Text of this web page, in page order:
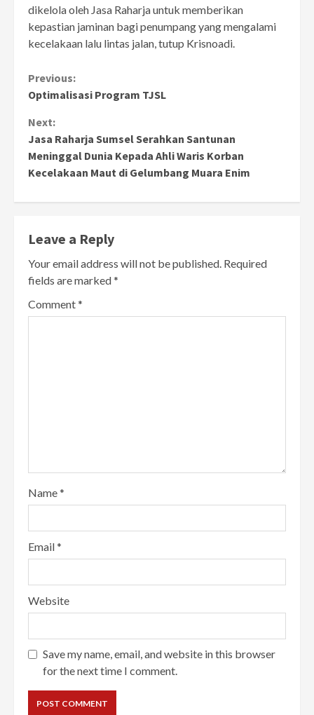
dikelola oleh Jasa Raharja untuk memberikan
kepastian jaminan bagi penumpang yang mengalami
kecelakaan lalu lintas jalan, tutup Krisnoadi.
Continue
Reading
Previous:
Optimalisasi Program TJSL
Next:
Jasa Raharja Sumsel Serahkan Santunan
Meninggal Dunia Kepada Ahli Waris Korban
Kecelakaan Maut di Gelumbang Muara Enim
Leave a Reply
Your email address will not be published. Required
fields are marked*
Comment*
Name*
Email*
Website
Save my name, email, and website in this browser
for the next time I comment.